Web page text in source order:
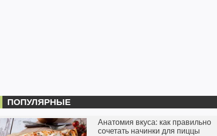
ПОПУЛЯРНЫЕ
Анатомия вкуса: как правильно
сочетать начинки для пиццы